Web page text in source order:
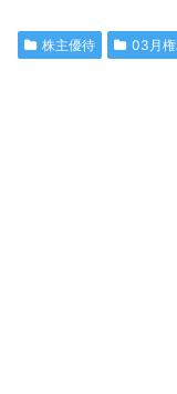
株主優待 03月権